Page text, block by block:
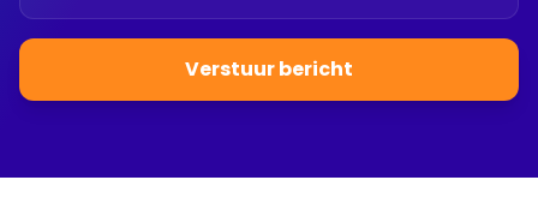
Verstuur bericht